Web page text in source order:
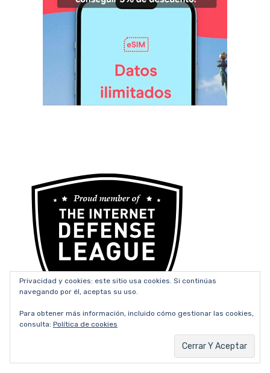
Privacidad y cookies: este sitio usa cookies. Si continúas
navegando por él, aceptas su uso.
Para obtener más información, incluido cómo gestionar las cookies,
consulta: Política de cookies